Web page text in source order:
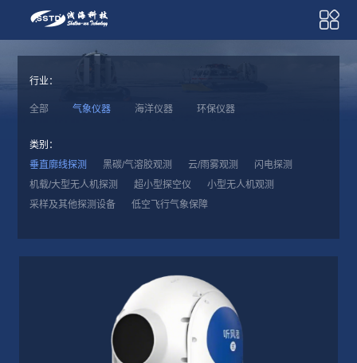
行业：
全部 气象仪器 海洋仪器 环保仪器
类别：
垂直廓线探测
黑碳/气溶胶观测 云/雨雾观测
闪电探测
机载/大型无人机探测
超小型探空仪
小型无人机观测
采样及其他探测设备
低空飞行气象保障